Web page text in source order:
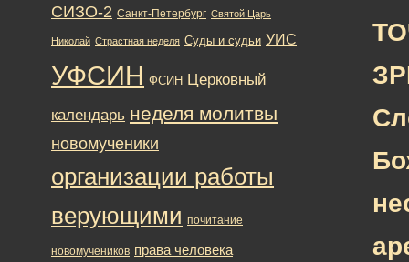
СИЗО-2 Санкт-Петербург Святой Царь
Николай Страстная неделя Суды и судьи УИС
УФСИН ФСИН Церковный
календарь неделя молитвы
новомученики
организации работы
верующими почитание
новомучеников права человека